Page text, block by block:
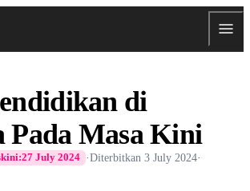
di
Pada Masa Kini
27 July 2024 ·Diterbitkan3 July 2024·